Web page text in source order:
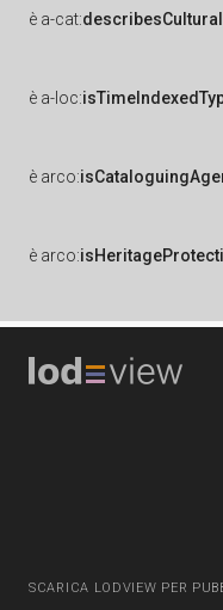
è a-cat:
è a-loc:
è arco:
è arco:
SCARICA LODVIEW PER